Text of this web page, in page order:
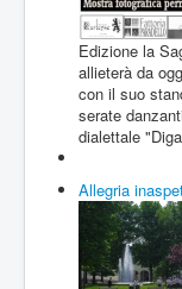
Edizione la
allieterà da
con il suo
serate
dialettale
Allegria